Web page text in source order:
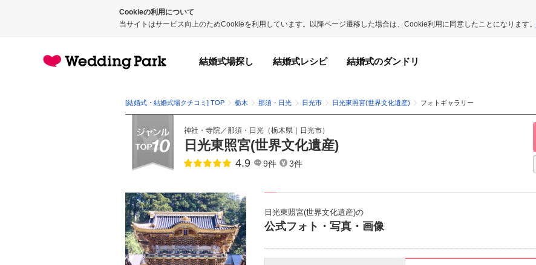
Cookieの利用について
当サイトはサービス向上のためCookieを利用しています。以降ページ遷移した場合は、Cookie利用に同意したことになります。
結婚式場探し 結婚式レシピ 結婚式のダンドリ
[結婚式・結婚式場クチコミ] TOP 栃木 那須・日光 日光市 日光東照宮(世界文化遺産) フォトギャラリー
神社・寺院／那須・日光 （栃木県 日光市）
日光東照宮(世界文化遺産)
点数
4.9 9件 3件
日光東照宮(世界文化遺産)の
公式フォト・写真・画像